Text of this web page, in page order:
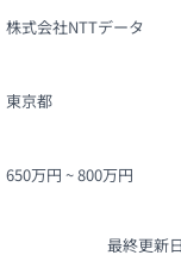
株式会社NTTデータ
東京都
650万円 ~ 800万円
最終更新